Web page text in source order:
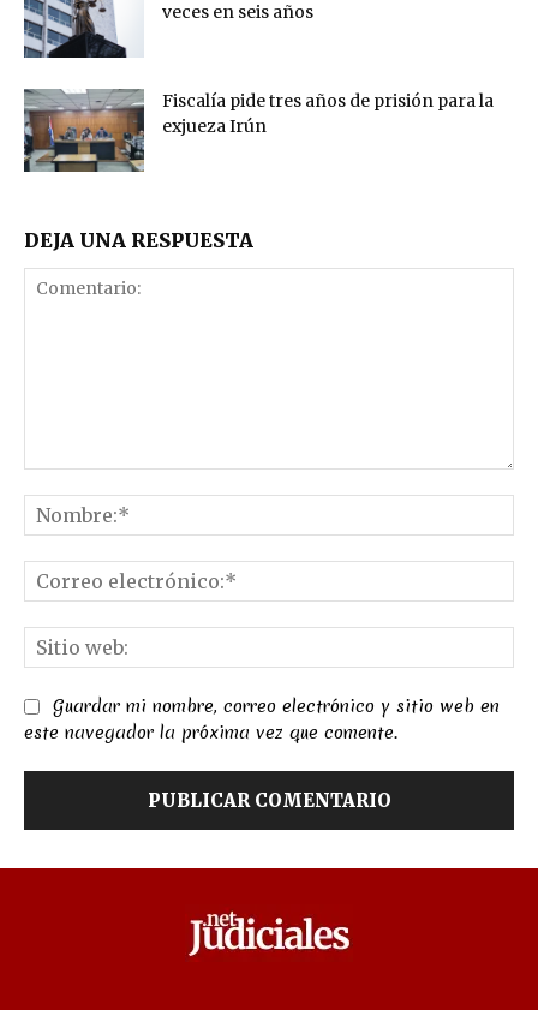
veces en seis años
Fiscalía pide tres años de prisión para la
exjueza Irún
DEJA UNA RESPUESTA
Guardar mi nombre, correo electrónico y sitio web en
este navegador la próxima vez que comente.